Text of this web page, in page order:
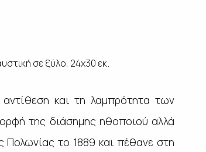
σε ξύλο, 24χ30 εκ.
και τη λαμπρότητα των
της διάσημης ηθοποιού αλλά
Πολωνίας το 1889 και πέθανε στη